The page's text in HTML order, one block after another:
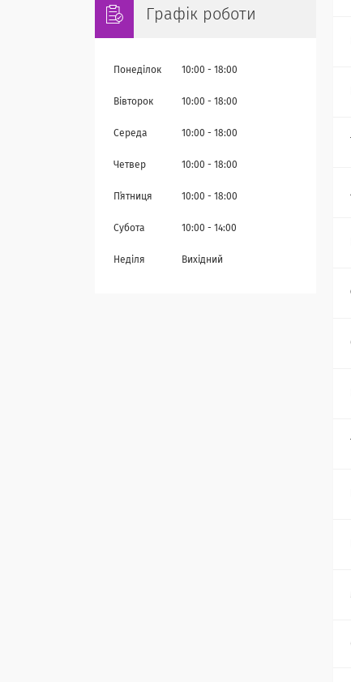
Графік роботи
Понеділок 10:00 18:00
Вівторок 10:00 18:00
Середа 10:00 18:00
Четвер 10:00 18:00
Пʼятниця 10:00 18:00
Субота 10:00 14:00
Неділя Вихідний